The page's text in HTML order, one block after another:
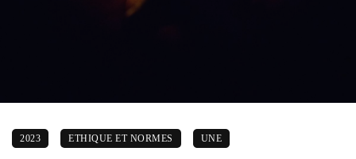
2023 ETHIQUE ET NORMES UNE